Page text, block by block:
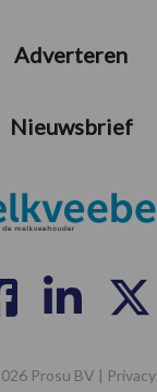
Adverteren
Nieuwsbrief
Prosu BV | Privacy